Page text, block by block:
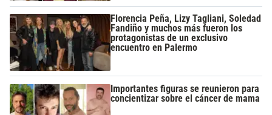
Florencia Peña, Lizy Tagliani, Soledad
Fandiño y muchos más fueron los
protagonistas de un exclusivo
encuentro en Palermo
Importantes figuras se reunieron para
concientizar sobre el cáncer de mama